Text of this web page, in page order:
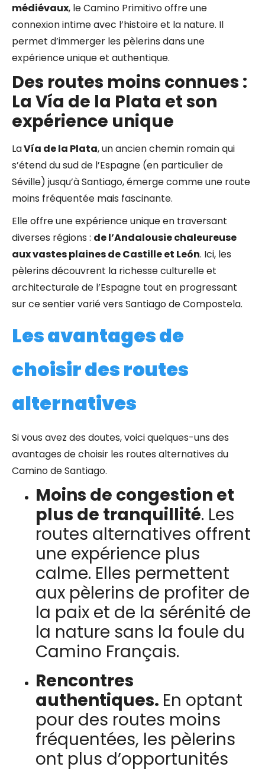
médiévaux, le Camino Primitivo offre une
connexion intime avec l’histoire et la nature. Il
permet d’immerger les pèlerins dans une
expérience unique et authentique.
Des routes moins connues :
La Vía de la Plata et son
expérience unique
LaVía de la Plata, un ancien chemin romain qui
s’étend du sud de l’Espagne (en particulier de
Séville) jusqu’à Santiago, émerge comme une route
moins fréquentée mais fascinante.
Elle offre une expérience unique en traversant
diverses régions : de l’Andalousie chaleureuse
aux vastes plaines de Castille et León. Ici, les
pèlerins découvrent la richesse culturelle et
architecturale de l’Espagne tout en progressant
sur ce sentier varié vers Santiago de Compostela.
Les avantages de
choisir des routes
alternatives
Si vous avez des doutes, voici quelques-uns des
avantages de choisir les routes alternatives du
Camino de Santiago.
Moins de congestion et
plus de tranquillité. Les
routes alternatives offrent
une expérience plus
calme. Elles permettent
aux pèlerins de profiter de
la paix et de la sérénité de
la nature sans la foule du
Camino Français.
Rencontres
authentiques. En optant
pour des routes moins
fréquentées, les pèlerins
ont plus d’opportunités